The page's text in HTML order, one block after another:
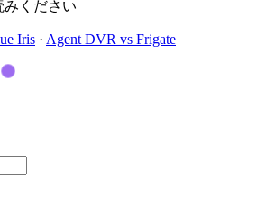
みください
Iris · Agent DVR vs Frigate